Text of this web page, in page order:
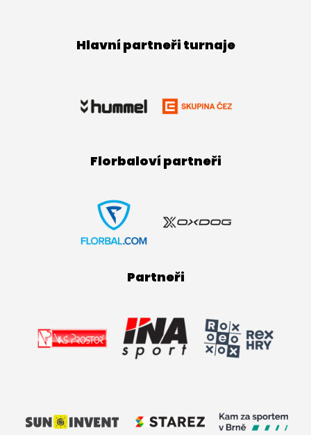
Hlavní partneři turnaje
Florbaloví partneři
Partneři